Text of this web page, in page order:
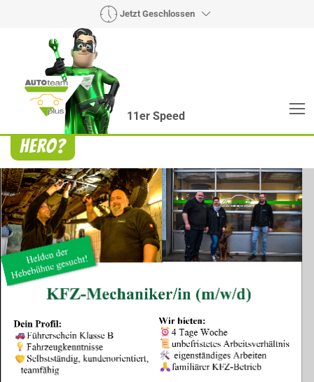
Jetzt Geschlossen
11er Speed
Heroes? Findet man bei uns!
Wie auch wir bringen Handmaker Herby, Rollin‘
Robby und Engineering Esy mit ihrer Superpower
jeden Wagen wieder auf die Bahn.